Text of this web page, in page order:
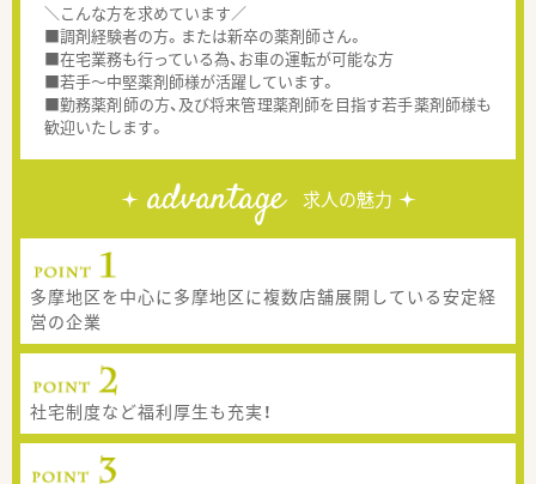
＼こんな方を求めています／
■調剤経験者の方。または新卒の薬剤師さん。
■在宅業務も行っている為、お車の運転が可能な方
■若手～中堅薬剤師様が活躍しています。
■勤務薬剤師の方、及び将来管理薬剤師を目指す若手薬剤師様も
歓迎いたします。
advantage 求人の魅力
多摩地区を中心に多摩地区に複数店舗展開している安定経
営の企業
社宅制度など福利厚生も充実！